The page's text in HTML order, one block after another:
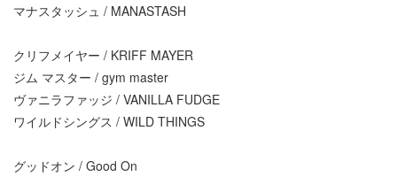
マナスタッシュ / MANASTASH
クリフメイヤー / KRIFF MAYER
ジム マスター / gym master
ヴァニラファッジ / VANILLA FUDGE
ワイルドシングス / WILD THINGS
グッドオン / Good On